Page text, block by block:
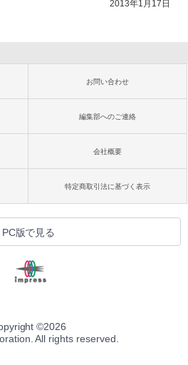
2013年1月17日
お問い合わせ
編集部へのご連絡
会社概要
特定商取引法に基づく表示
PC版で見る
©2026
All rights reserved.